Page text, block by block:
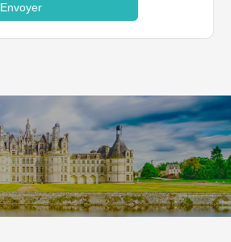
Envoyer